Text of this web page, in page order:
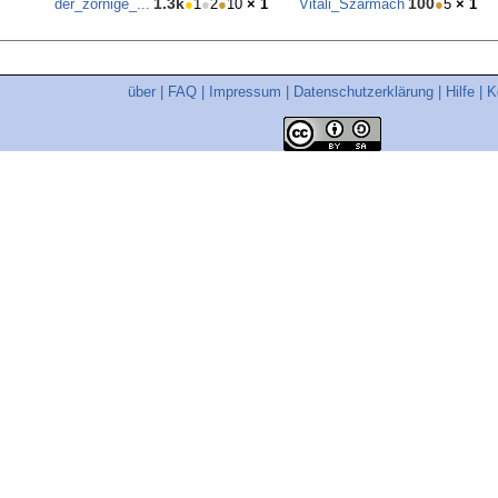
der_zornige_... 1.3k●1●2●10 × 1 Vitali_Szarmach 100●5 × 1
über FAQ Impressum Datenschutzerklärung Hilfe